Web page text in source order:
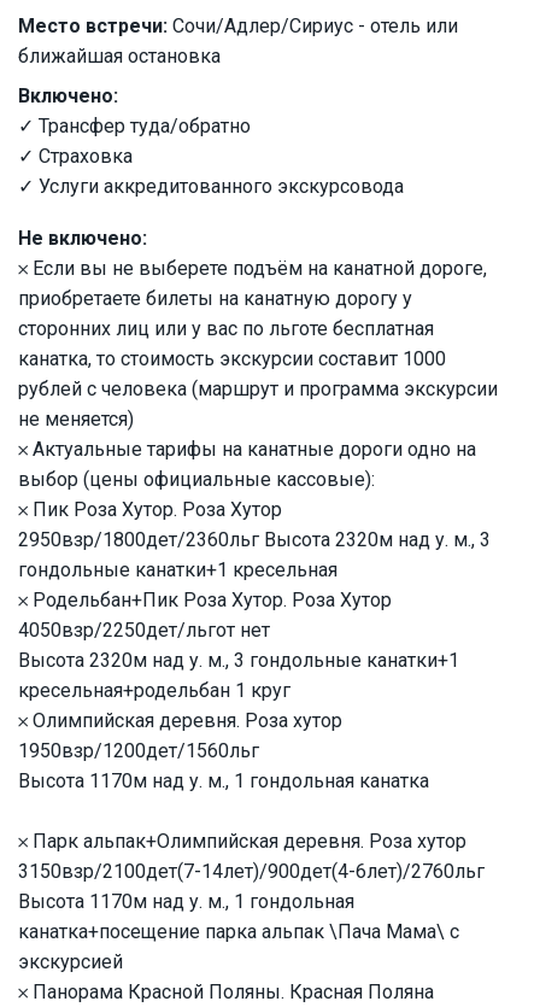
Место встречи: Сочи/Адлер/Сириус - отель или
ближайшая остановка
Включено:
✓ Трансфер туда/обратно
✓ Страховка
✓ Услуги аккредитованного экскурсовода
Не включено:
𐄂 Если вы не выберете подъём на канатной дороге,
приобретаете билеты на канатную дорогу у
сторонних лиц или у вас по льготе бесплатная
канатка, то стоимость экскурсии составит 1000
рублей с человека (маршрут и программа экскурсии
не меняется)
𐄂 Актуальные тарифы на канатные дороги одно на
выбор (цены официальные кассовые):
𐄂 Пик Роза Хутор. Роза Хутор
2950взр/1800дет/2360льг Высота 2320м над у. м., 3
гондольные канатки+1 кресельная
𐄂 Родельбан+Пик Роза Хутор. Роза Хутор
4050взр/2250дет/льгот нет
Высота 2320м над у. м., 3 гондольные канатки+1
кресельная+родельбан 1 круг
𐄂 Олимпийская деревня. Роза хутор
1950взр/1200дет/1560льг
Высота 1170м над у. м., 1 гондольная канатка
𐄂 Парк альпак+Олимпийская деревня. Роза хутор
3150взр/2100дет(7-14лет)/900дет(4-6лет)/2760льг
Высота 1170м над у. м., 1 гондольная
канатка+посещение парка альпак \Пача Мама\ с
экскурсией
𐄂 Панорама Красной Поляны. Красная Поляна